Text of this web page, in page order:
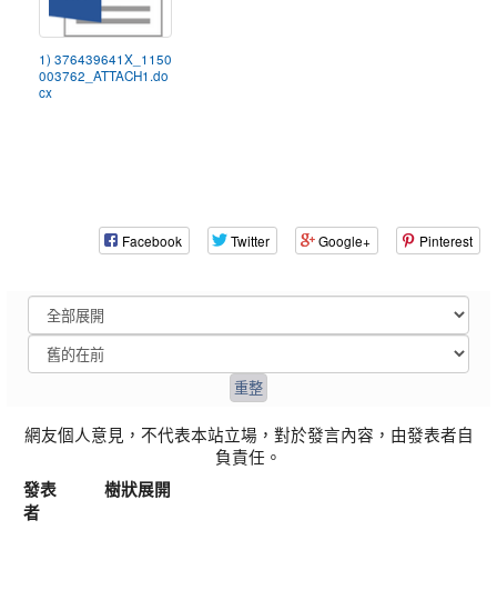
1) 376439641X_1150
003762_ATTACH1.do
cx
Facebook Twitter Google+ Pinterest
網友個人意見，不代表本站立場，對於發言內容，由發表者自
負責任。
發表
者
樹狀展開